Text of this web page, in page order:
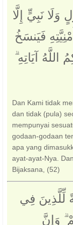
نَبِيٍّ إِلَّا
فَيَنسَخُ
اللَّهُ آيَاتِهِ
Dan Kami tidak
dan tidak (pula)
mempunyai
godaan-godaan
apa yang
ayat-ayat-Nya.
Bijaksana, (52)
لِّلَّذِينَ فِي
وَإِنَّ